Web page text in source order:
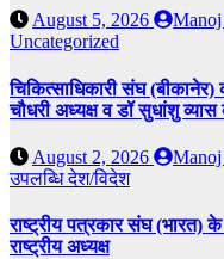
August 5, 2026
Manoj
Uncategorized
चिकित्साधिकारी संघ
चौधरी अध्यक्ष व डॉ सुधांशु
August 2, 2026
Manoj
उपलब्धिदेश/विदेश
राष्ट्रीय पत्रकार संघ (भारत)
राष्ट्रीय अध्यक्ष